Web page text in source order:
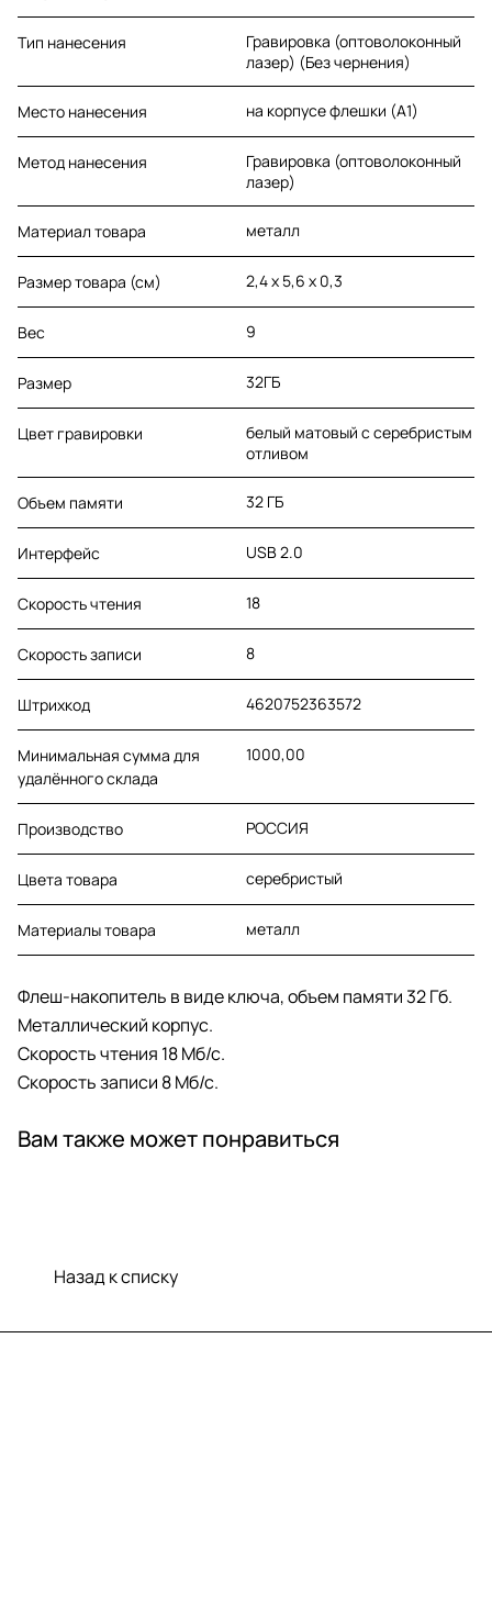
Тип нанесения
Гравировка (оптоволоконный
лазер) (Без чернения)
Место нанесения на корпусе флешки (A1)
Метод нанесения
Гравировка (оптоволоконный
лазер)
Материал товара металл
Размер товара (см) 2,4 х 5,6 х 0,3
Вес 9
Размер 32ГБ
Цвет гравировки
белый матовый с серебристым
отливом
Объем памяти 32 ГБ
Интерфейс USB 2.0
Скорость чтения 18
Скорость записи 8
Штрихкод 4620752363572
Минимальная сумма для
удалённого склада
1000,00
Производство РОССИЯ
Цвета товара серебристый
Материалы товара металл
Флеш-накопитель в виде ключа, объем памяти 32 Гб.
Металлический корпус.
Cкорость чтения 18 Мб/с.
Скорость записи 8 Мб/с.
Вам также может понравиться
Назад к списку